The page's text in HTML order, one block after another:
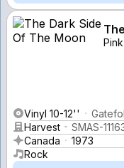
Vinyl 10-12''
Harvest
SMAS-
Canada
1973
Rock